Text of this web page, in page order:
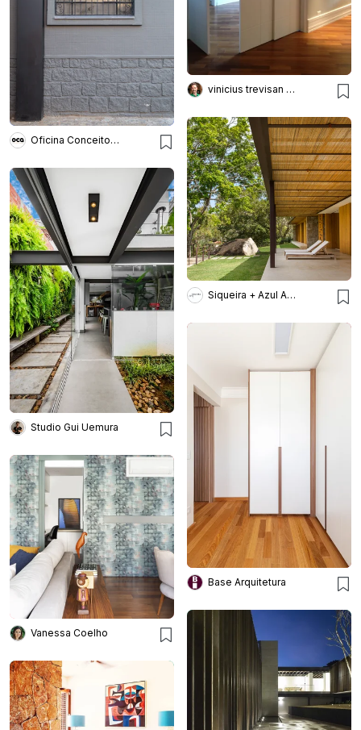
vinicius trevisan arquiteto
Oficina Conceito Arquitetura
Siqueira + Azul Arquitetura
Studio Gui Uemura
Base Arquitetura
Vanessa Coelho